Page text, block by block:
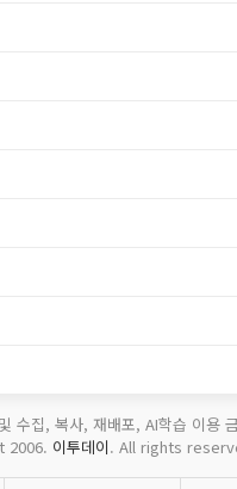
수집, 복사, 재배포, AI학습 이용
2006. 이투데이. All rights